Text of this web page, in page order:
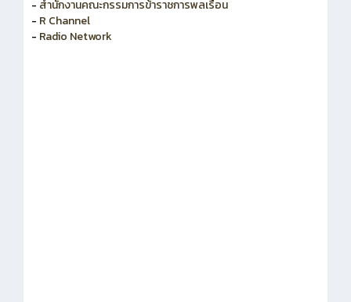
- สำนักงานคณะกรรมการพัฒนาระบบราชการ
- สำนักงานคณะกรรมการข้าราชการพลเรือน
- R Channel